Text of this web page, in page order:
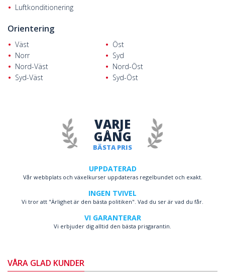
Luftkonditionering
Orientering
Väst
Öst
Norr
Syd
Nord-Väst
Nord-Öst
Syd-Väst
Syd-Öst
BÄSTA PRIS
VARJE
GÅNG
UPPDATERAD
Vår webbplats och växelkurser uppdateras regelbundet och exakt.
INGEN TVIVEL
Vi tror att "Ärlighet är den bästa politiken". Vad du ser är vad du får.
VI GARANTERAR
Vi erbjuder dig alltid den bästa prisgarantin.
VÅRA GLAD KUNDER